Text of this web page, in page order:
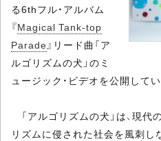
る6thフル・アルバム
『Magical Tank-top
Parade』リード曲「ア
ルゴリズムの犬」のミ
ュージック・ビデオを公開してい
「アルゴリズムの犬」は、現
リズムに侵された社会を風刺し